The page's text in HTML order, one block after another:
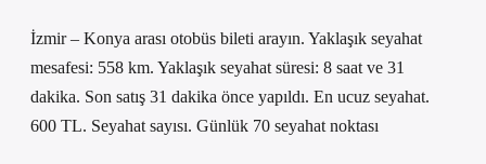
İzmir – Konya arası otobüs bileti arayın. Yaklaşık seyahat
mesafesi: 558 km. Yaklaşık seyahat süresi: 8 saat ve 31
dakika. Son satış 31 dakika önce yapıldı. En ucuz seyahat.
600 TL. Seyahat sayısı. Günlük 70 seyahat noktası